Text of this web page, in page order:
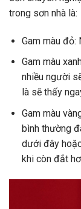
trong sơn nhà là:
Gam màu đỏ:
Gam màu
nhiều người
là sẽ thấy
Gam màu
bình thường
dưới đây
khi còn đắt